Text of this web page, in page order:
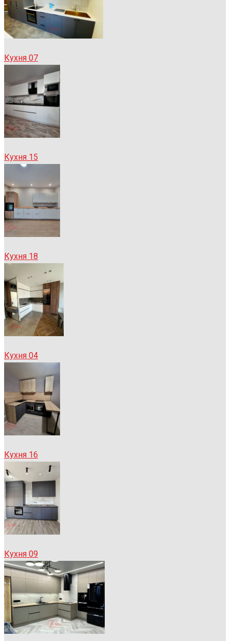
Кухня 07
Кухня 15
Кухня 18
Кухня 04
Кухня 16
Кухня 09